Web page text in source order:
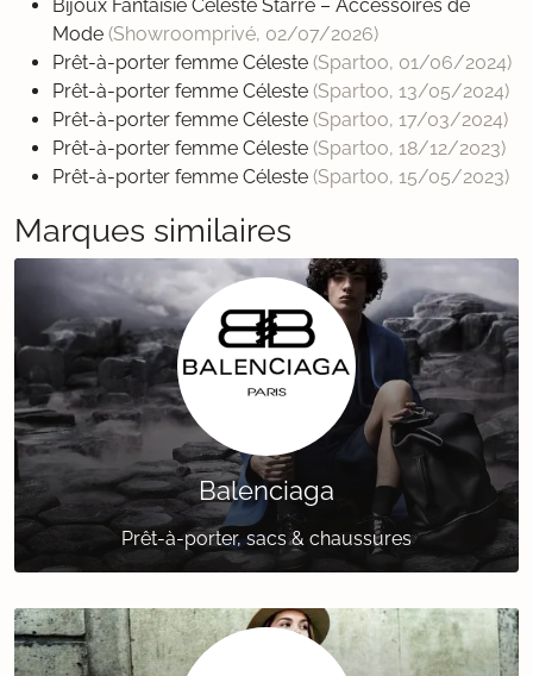
Bijoux Fantaisie Céleste Starre – Accessoires de
Mode (Showroomprivé, 02/07/2026)
Prêt-à-porter femme Céleste (Spartoo, 01/06/2024)
Prêt-à-porter femme Céleste (Spartoo, 13/05/2024)
Prêt-à-porter femme Céleste (Spartoo, 17/03/2024)
Prêt-à-porter femme Céleste (Spartoo, 18/12/2023)
Prêt-à-porter femme Céleste (Spartoo, 15/05/2023)
Marques similaires
Balenciaga
Prêt-à-porter, sacs & chaussures